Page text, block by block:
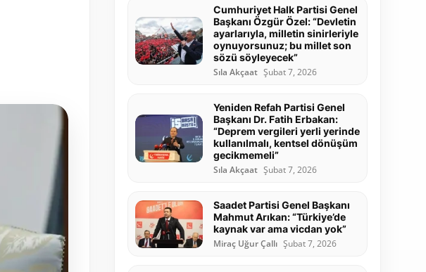
Cumhuriyet Halk Partisi Genel
Başkanı Özgür Özel: “Devletin
ayarlarıyla, milletin sinirleriyle
oynuyorsunuz; bu millet son
sözü söyleyecek”
Sıla Akçaat Şubat 7, 2026
Yeniden Refah Partisi Genel
Başkanı Dr. Fatih Erbakan:
“Deprem vergileri yerli yerinde
kullanılmalı, kentsel dönüşüm
gecikmemeli”
Sıla Akçaat Şubat 7, 2026
Saadet Partisi Genel Başkanı
Mahmut Arıkan: “Türkiye’de
kaynak var ama vicdan yok”
Miraç Uğur Çallı Şubat 7, 2026